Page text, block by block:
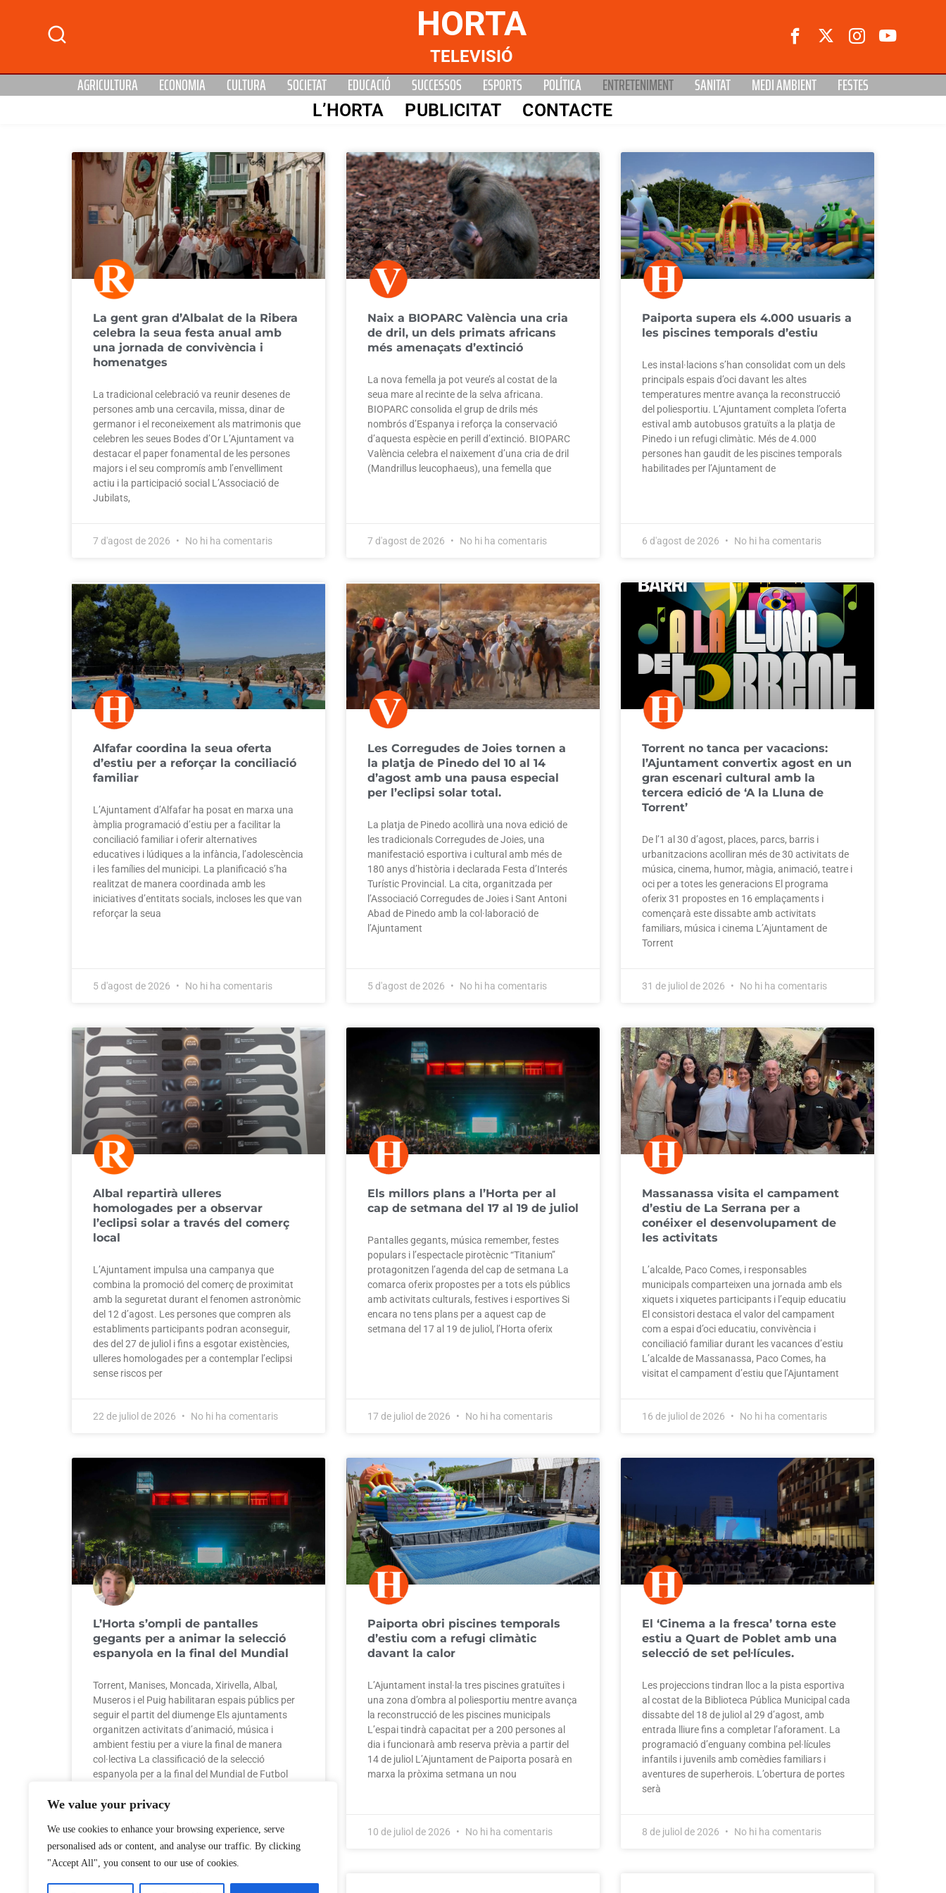
We value your privacy
We use cookies to enhance your browsing experience, serve
personalised ads or content, and analyse our traffic. By clicking
"Accept All", you consent to our use of cookies.
HORTA
TELEVISIÓ
AGRICULTURA ECONOMIA CULTURA SOCIETAT EDUCACIÓ SUCCESSOS ESPORTS POLÍTICA ENTRETENIMENT SANITAT MEDI AMBIENT FESTES
L’HORTA PUBLICITAT CONTACTE
La gent gran d’Albalat de la Ribera
celebra la seua festa anual amb
una jornada de convivència i
homenatges
La tradicional celebració va reunir desenes de
persones amb una cercavila, missa, dinar de
germanor i el reconeixement als matrimonis que
celebren les seues Bodes d’Or L’Ajuntament va
destacar el paper fonamental de les persones
majors i el seu compromís amb l’envelliment
actiu i la participació social L’Associació de
Jubilats,
7 d'agost de 2026 No hi ha comentaris
Naix a BIOPARC València una cria
de dril, un dels primats africans
més amenaçats d’extinció
La nova femella ja pot veure’s al costat de la
seua mare al recinte de la selva africana.
BIOPARC consolida el grup de drils més
nombrós d’Espanya i reforça la conservació
d’aquesta espècie en perill d’extinció. BIOPARC
València celebra el naixement d’una cria de dril
(Mandrillus leucophaeus), una femella que
7 d'agost de 2026 No hi ha comentaris
Paiporta supera els 4.000 usuaris a
les piscines temporals d’estiu
Les instal·lacions s’han consolidat com un dels
principals espais d’oci davant les altes
temperatures mentre avança la reconstrucció
del poliesportiu. L’Ajuntament completa l’oferta
estival amb autobusos gratuïts a la platja de
Pinedo i un refugi climàtic. Més de 4.000
persones han gaudit de les piscines temporals
habilitades per l’Ajuntament de
6 d'agost de 2026 No hi ha comentaris
Alfafar coordina la seua oferta
d’estiu per a reforçar la conciliació
familiar
L’Ajuntament d’Alfafar ha posat en marxa una
àmplia programació d’estiu per a facilitar la
conciliació familiar i oferir alternatives
educatives i lúdiques a la infància, l’adolescència
i les famílies del municipi. La planificació s’ha
realitzat de manera coordinada amb les
iniciatives d’entitats socials, incloses les que van
reforçar la seua
5 d'agost de 2026 No hi ha comentaris
Les Corregudes de Joies tornen a
la platja de Pinedo del 10 al 14
d’agost amb una pausa especial
per l’eclipsi solar total.
La platja de Pinedo acollirà una nova edició de
les tradicionals Corregudes de Joies, una
manifestació esportiva i cultural amb més de
180 anys d’història i declarada Festa d’Interés
Turístic Provincial. La cita, organitzada per
l’Associació Corregudes de Joies i Sant Antoni
Abad de Pinedo amb la col·laboració de
l’Ajuntament
5 d'agost de 2026 No hi ha comentaris
Torrent no tanca per vacacions:
l’Ajuntament convertix agost en un
gran escenari cultural amb la
tercera edició de ‘A la Lluna de
Torrent’
De l’1 al 30 d’agost, places, parcs, barris i
urbanitzacions acolliran més de 30 activitats de
música, cinema, humor, màgia, animació, teatre i
oci per a totes les generacions El programa
oferix 31 propostes en 16 emplaçaments i
començarà este dissabte amb activitats
familiars, música i cinema L’Ajuntament de
Torrent
31 de juliol de 2026 No hi ha comentaris
Albal repartirà ulleres
homologades per a observar
l’eclipsi solar a través del comerç
local
L’Ajuntament impulsa una campanya que
combina la promoció del comerç de proximitat
amb la seguretat durant el fenomen astronòmic
del 12 d’agost. Les persones que compren als
establiments participants podran aconseguir,
des del 27 de juliol i fins a esgotar existències,
ulleres homologades per a contemplar l’eclipsi
sense riscos per
22 de juliol de 2026 No hi ha comentaris
Els millors plans a l’Horta per al
cap de setmana del 17 al 19 de juliol
Pantalles gegants, música remember, festes
populars i l’espectacle pirotècnic “Titanium”
protagonitzen l’agenda del cap de setmana La
comarca oferix propostes per a tots els públics
amb activitats culturals, festives i esportives Si
encara no tens plans per a aquest cap de
setmana del 17 al 19 de juliol, l’Horta oferix
17 de juliol de 2026 No hi ha comentaris
Massanassa visita el campament
d’estiu de La Serrana per a
conéixer el desenvolupament de
les activitats
L’alcalde, Paco Comes, i responsables
municipals comparteixen una jornada amb els
xiquets i xiquetes participants i l’equip educatiu
El consistori destaca el valor del campament
com a espai d’oci educatiu, convivència i
conciliació familiar durant les vacances d’estiu
L’alcalde de Massanassa, Paco Comes, ha
visitat el campament d’estiu que l’Ajuntament
16 de juliol de 2026 No hi ha comentaris
L’Horta s’ompli de pantalles
gegants per a animar la selecció
espanyola en la final del Mundial
Torrent, Manises, Moncada, Xirivella, Albal,
Museros i el Puig habilitaran espais públics per
seguir el partit del diumenge Els ajuntaments
organitzen activitats d’animació, música i
ambient festiu per a viure la final de manera
col·lectiva La classificació de la selecció
espanyola per a la final del Mundial de Futbol
15 de juliol de 2026 No hi ha comentaris
Paiporta obri piscines temporals
d’estiu com a refugi climàtic
davant la calor
L’Ajuntament instal·la tres piscines gratuïtes i
una zona d’ombra al poliesportiu mentre avança
la reconstrucció de les piscines municipals
L’espai tindrà capacitat per a 200 persones al
dia i funcionarà amb reserva prèvia a partir del
14 de juliol L’Ajuntament de Paiporta posarà en
marxa la pròxima setmana un nou
10 de juliol de 2026 No hi ha comentaris
El ‘Cinema a la fresca’ torna este
estiu a Quart de Poblet amb una
selecció de set pel·lícules.
Les projeccions tindran lloc a la pista esportiva
al costat de la Biblioteca Pública Municipal cada
dissabte del 18 de juliol al 29 d’agost, amb
entrada lliure fins a completar l’aforament. La
programació d’enguany combina pel·lícules
infantils i juvenils amb comèdies familiars i
aventures de superherois. L’obertura de portes
serà
8 de juliol de 2026 No hi ha comentaris